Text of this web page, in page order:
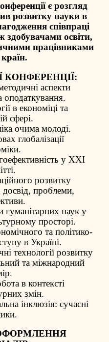
є розгляд
розвитку науки в
співпраці
здобувачами освіти,
працівниками
КОНФЕРЕНЦІЇ:
аспекти
оподаткування.
в економіці та
сфері.
очима молоді.
глобалізації
у ХХІ
розвитку
проблеми,
гуманітарних наук у
просторі.
та політико-
в Україні.
технології розвитку
та міжнародний
в контексті
змін.
інклюзія: сучасні